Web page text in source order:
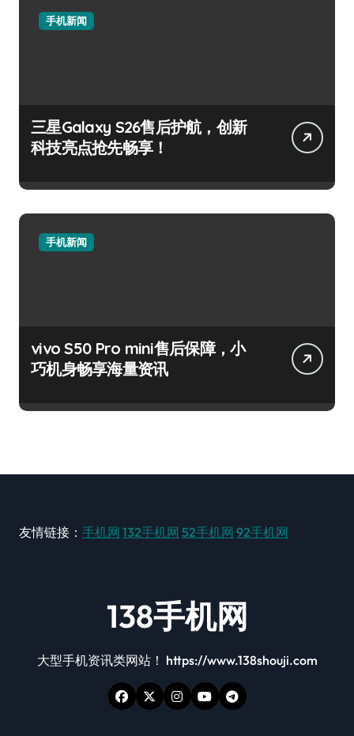
手机新闻
三星Galaxy S26售后护航，创新
科技亮点抢先畅享！
手机新闻
vivo S50 Pro mini售后保障，小
巧机身畅享海量资讯
友情链接： 手机网 132手机网 52手机网 92手机网
138手机网
大型手机资讯类网站！ https://www.138shouji.com